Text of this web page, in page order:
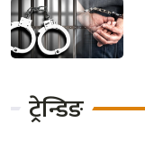
ट्रेन्डिङ